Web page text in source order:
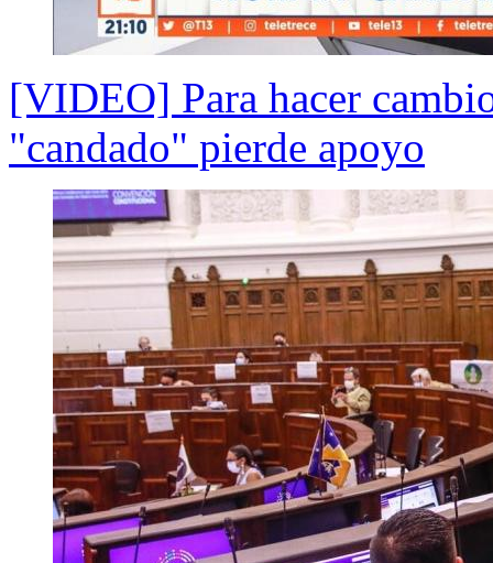
[VIDEO] Para hacer
"candado" pierde apoyo